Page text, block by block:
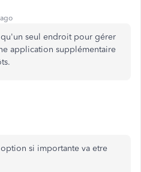
seul endroit pour gérer
application supplémentaire
si importante va etre